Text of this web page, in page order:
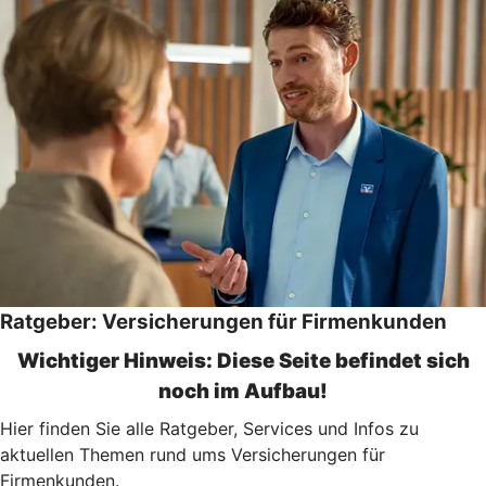
Ratgeber: Versicherungen für Firmenkunden
Wichtiger Hinweis: Diese Seite befindet sich
noch im Aufbau!
Hier finden Sie alle Ratgeber, Services und Infos zu
aktuellen Themen rund ums Versicherungen für
Firmenkunden.